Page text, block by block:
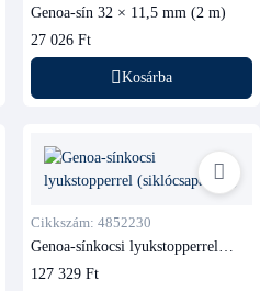
Genoa-sín 32 × 11,5 mm (2 m)
27 026 Ft
Kosárba
Cikkszám: 4852230
Genoa-sínkocsi lyukstopperrel
127 329 Ft